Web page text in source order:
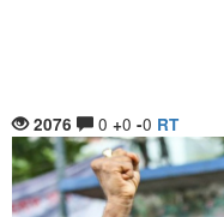
2076 0 +0 -0 RT